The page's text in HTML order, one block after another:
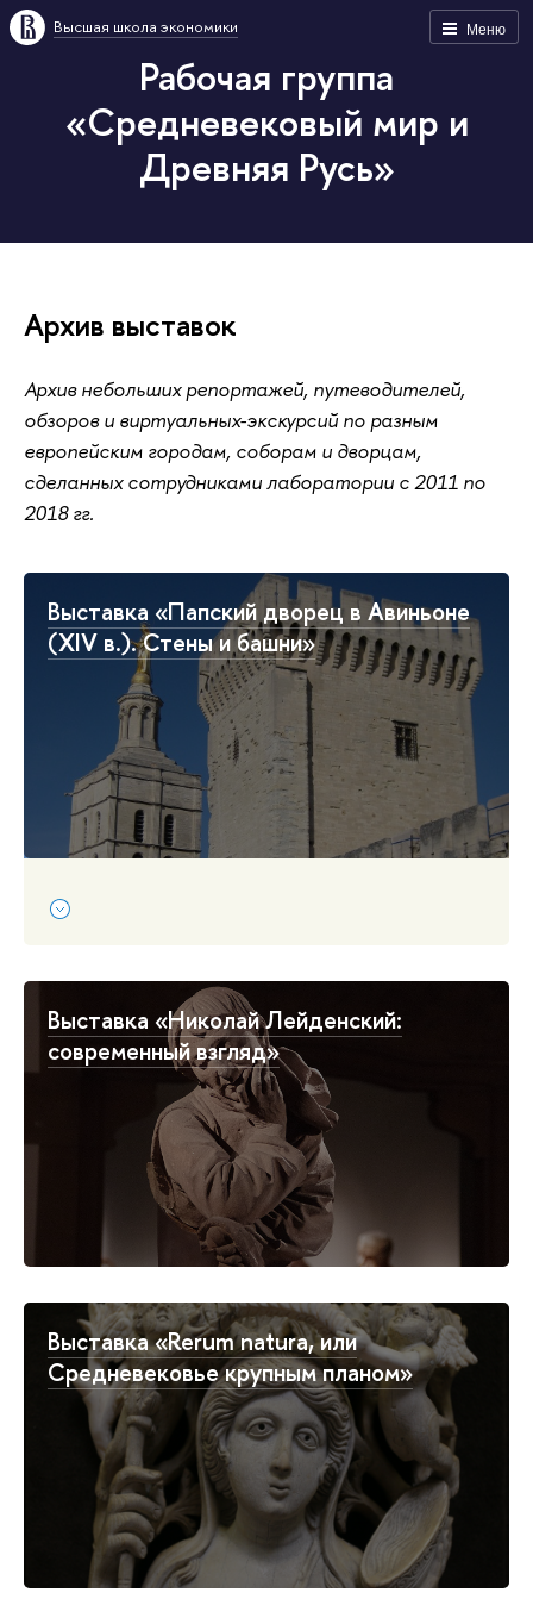
Меню
Высшая школа экономики
Рабочая группа
«Средневековый мир и
Древняя Русь»
Архив выставок
Архив небольших репортажей, путеводителей,
обзоров и виртуальных-экскурсий по разным
европейским городам, соборам и дворцам,
сделанных сотрудниками лаборатории с 2011 по
2018 гг.
Выставка «Папский дворец в Авиньоне
(XIV в.). Стены и башни»
Выставка «Николай Лейденский:
современный взгляд»
Выставка «Rerum natura, или
Средневековье крупным планом»